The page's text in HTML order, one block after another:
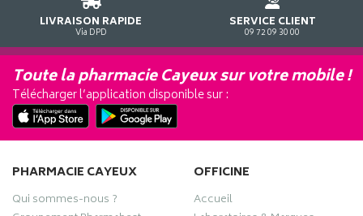
LIVRAISON RAPIDE
Via DPD
SERVICE CLIENT
09 72 09 30 00
Toute la pharmacie Cayeux sur votre mobile !
Télécharger l’application disponible sur :
PHARMACIE CAYEUX
Qui sommes-nous ?
OFFICINE
Accueil